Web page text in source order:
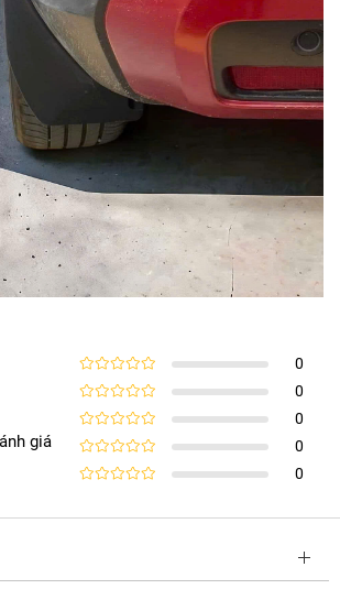
giá
Rated
5
out
of
5
0
Rated
4
out
of
5
0
Rated
3
out
of
0
Rated
2
5
0
out
0